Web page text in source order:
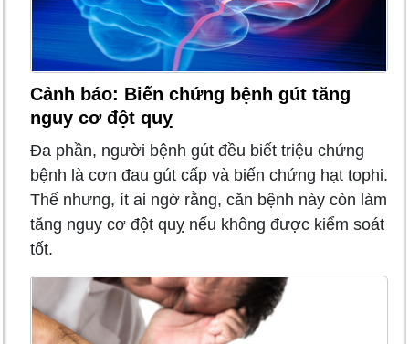
Cảnh báo: Biến chứng bệnh gút tăng
nguy cơ đột quỵ
Đa phần, người bệnh gút đều biết triệu chứng
bệnh là cơn đau gút cấp và biến chứng hạt tophi.
Thế nhưng, ít ai ngờ rằng, căn bệnh này còn làm
tăng nguy cơ đột quỵ nếu không được kiểm soát
tốt.